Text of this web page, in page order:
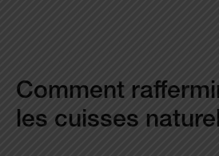
Comment
les cuisses